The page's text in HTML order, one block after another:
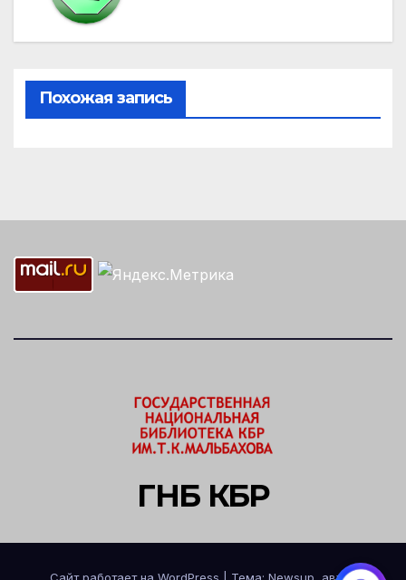
Похожая запись
ГНБ КБР
Сайт работает на WordPress Тема: Newsup, автор